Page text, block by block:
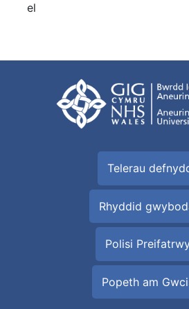
el
Telerau
Rhyddid
Polisi
Popeth am